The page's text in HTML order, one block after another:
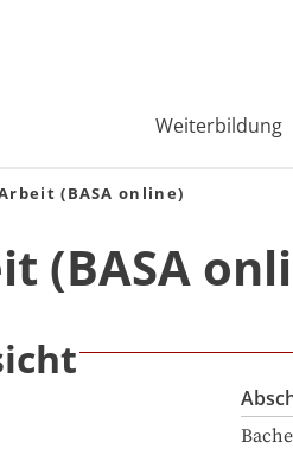
Weiterbildung
(BASA online)
(BASA